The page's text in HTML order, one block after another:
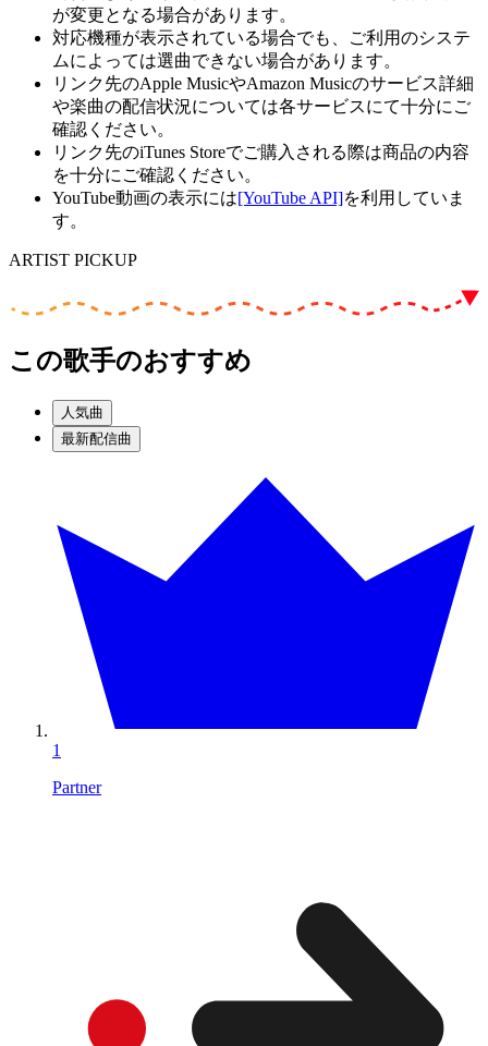
が変更となる場合があります。
対応機種が表示されている場合でも、ご利用のシステ
ムによっては選曲できない場合があります。
リンク先のApple MusicやAmazon Musicのサービス詳細
や楽曲の配信状況については各サービスにて十分にご
確認ください。
リンク先のiTunes Storeでご購入される際は商品の内容
を十分にご確認ください。
YouTube動画の表示には[YouTube API]を利用していま
す。
ARTIST PICKUP
この歌手のおすすめ
人気曲
最新配信曲
1
Partner